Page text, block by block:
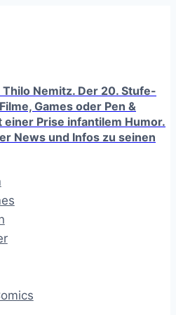
Nemitz. Der 20. Stufe-
Games oder Pen &
Prise infantilem Humor.
News und Infos zu seinen